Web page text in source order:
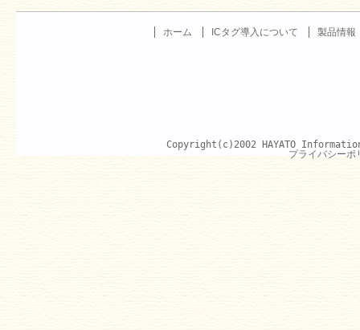
ホーム ICタグ導入について 製品情報
プライバシーポ
Copyright(c)2002 HAYATO